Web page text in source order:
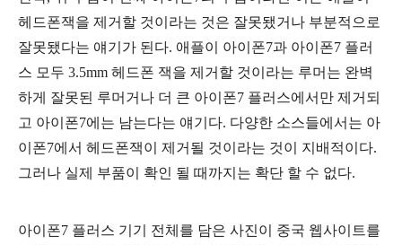
헤드폰잭을 제거할 것이라는 것은 잘못됐거나 부분적으로
잘못됐다는 얘기가 된다. 애플이 아이폰7과 아이폰7 플러
스 모두 3.5mm 헤드폰 잭을 제거할 것이라는 루머는 완벽
하게 잘못된 루머거나 더 큰 아이폰7 플러스에서만 제거되
고 아이폰7에는 남는다는 얘기다. 다양한 소스들에서는 아
이폰7에서 헤드폰잭이 제거될 것이라는 것이 지배적이다.
그러나 실제 부품이 확인 될 때까지는 확단 할 수 없다.
아이폰7 플러스 기기 전체를 담은 사진이 중국 웹사이트를